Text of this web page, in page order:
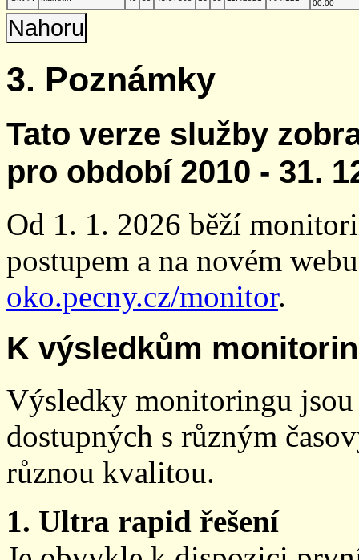
00:00
Nahoru
3. Poznámky
Tato verze služby
pro období 2010 - 31.
Od 1. 1. 2026 běží
postupem a na novém
oko.pecny.cz/monitor.
K výsledkům
Výsledky monitoringu
dostupných s různým
různou kvalitou.
1. Ultra rapid řešení